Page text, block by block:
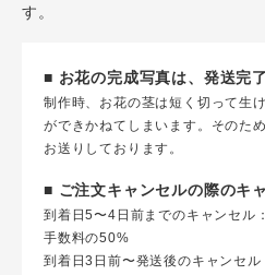
す。
■ お花の完成写真は、発送完
制作時、お花の茎は短く切って生
ができかねてしまいます。そのた
お送りしております。
■ ご注文キャンセルの際のキ
到着日5〜4日前までのキャンセル
手数料の50%
到着日3日前〜発送後のキャンセ